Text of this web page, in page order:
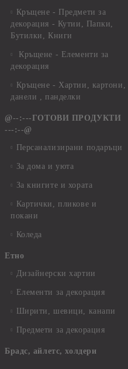
Кръщене - Предмети за
декорация - Кутии, Папки,
Бутилки, Книги
Кръщене - Елементи за
декорация
Кръщене - Хартии, картони,
данели , панделки
@--:---ГОТОВИ ПРОДУКТИ
---:--@
Персанализирани подаръци
За дома и уюта
За книгите и хората
Картички, пликове и
покани
Коледа
Етно
Дизайнерски хартии
Елементи за декорация
Ширити, шевици, канапи
Предмети за декорация
Брадс, айлетс, холдери